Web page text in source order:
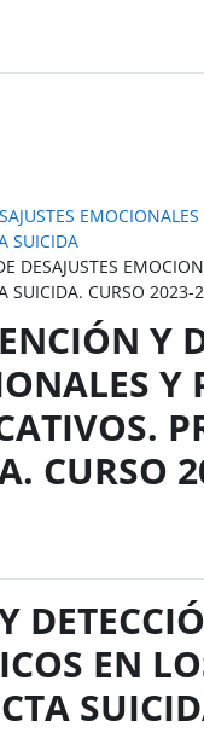
SUICIDA
DESAJUSTES
SUICIDA. CURSO 2023-
Y
Y
CURSO
EN